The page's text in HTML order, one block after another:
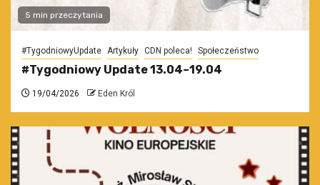
5 min przeczytania
#TygodniowyUpdate Artykuły CDN poleca! Społeczeństwo
#Tygodniowy Update 13.04–19.04
19/04/2026 Eden Król